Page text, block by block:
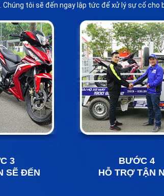
tôi sẽ đến ngay lập tức để xử lý sự cố cho
3
SẼ ĐẾN
BƯỚC 4
HỖ TRỢ TẬN